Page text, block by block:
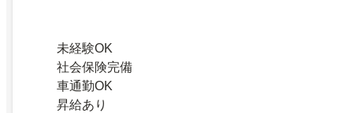
未経験OK
社会保険完備
車通勤OK
昇給あり